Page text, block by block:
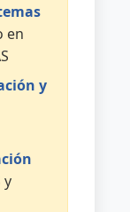
en
y
y